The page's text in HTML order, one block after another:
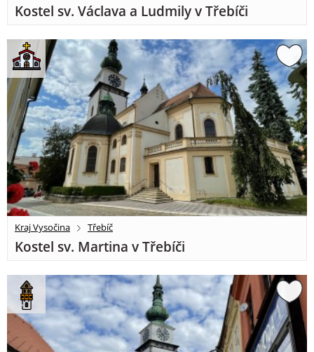
Kostel sv. Václava a Ludmily v Třebíči
Kraj Vysočina Třebíč
Kostel sv. Martina v Třebíči